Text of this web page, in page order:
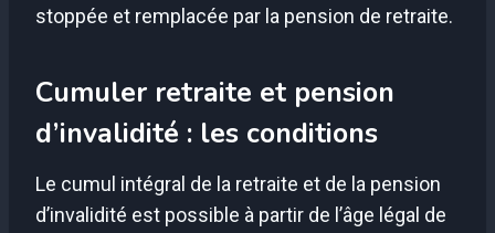
stoppée et remplacée par la pension de retraite.
Cumuler retraite et pension
d’invalidité : les conditions
Le cumul intégral de la retraite et de la pension
d’invalidité est possible à partir de l’âge légal de